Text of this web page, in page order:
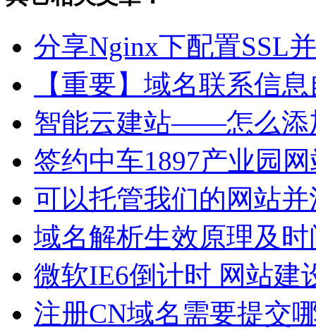
分享Nginx下配置SSL
【重要】域名联系信
智能云建站——怎么添
签约中车1897产业园
可以托管我们的网站
域名解析生效原理及时
微软IE6倒计时 网站建
注册CN域名需要提交